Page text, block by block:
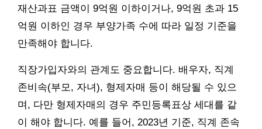
재산과표 금액이 9억원 이하이거나, 9억원 초과 15
억원 이하인 경우 부양가족 수에 따라 일정 기준을
만족해야 합니다.
직장가입자와의 관계도 중요합니다. 배우자, 직계
존비속(부모, 자녀), 형제자매 등이 해당될 수 있으
며, 다만 형제자매의 경우 주민등록표상 세대를 같
이 해야 합니다. 예를 들어, 2023년 기준, 직계 존속